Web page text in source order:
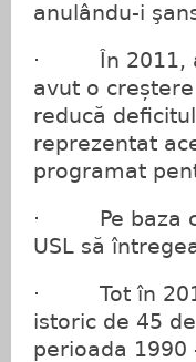
anulându-i
· În 2011, an
avut o
reducă
reprezentat
programat
· Pe baza
USL să
· Tot în
istoric de 45
perioada 1990